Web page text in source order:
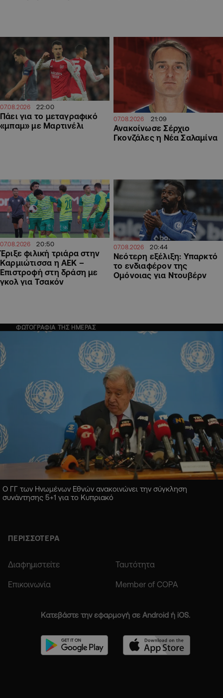
07.08.2026 22:00
Πάει για το μεταγραφικό
«μπαμ» με Μαρτινέλι
07.08.2026 21:09
Ανακοίνωσε Σέρχιο
Γκονζάλες η Νέα Σαλαμίνα
07.08.2026 20:50
Έριξε φιλική τριάρα στην
Καρμιώτισσα η ΑΕΚ –
Επιστροφή στη δράση με
γκολ για Τσακόν
07.08.2026 20:44
Νεότερη εξέλιξη: Υπαρκτό
το ενδιαφέρον της
Ομόνοιας για Ντουβέρν
ΦΩΤΟΓΡΑΦΙΑ ΤΗΣ ΗΜΕΡΑΣ
Ο ΓΓ των Ηνωμένων Εθνών ανακοινώνει την σύγκληση
συνάντησης 5+1 για το Κυπριακό
ΠΕΡΙΣΣΟΤΕΡΑ
Διαφημιστείτε Ταυτότητα
Επικοινωνία Member of COPA
Κατεβάστε την εφαρμογή σε Android ή iOS.